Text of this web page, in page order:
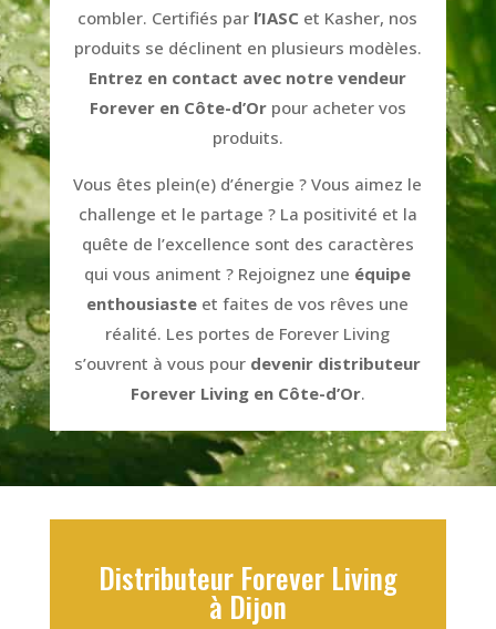
combler. Certifiés par l’IASC et Kasher, nos
produits se déclinent en plusieurs modèles.
Entrez en contact avec notre vendeur
Forever en Côte-d’Orpour acheter vos
produits.
Vous êtes plein(e) d’énergie ? Vous aimez le
challenge et le partage ? La positivité et la
quête de l’excellence sont des caractères
qui vous animent ? Rejoignez une équipe
enthousiaste et faites de vos rêves une
réalité. Les portes de Forever Living
s’ouvrent à vous pour devenir distributeur
Forever Living en Côte-d’Or.
Distributeur Forever Living
à Dijon